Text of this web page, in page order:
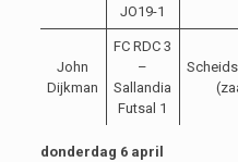
JO19-1
John
Dijkman
FC RDC 3
–
Sallandia
Futsal 1
donderdag 6 april